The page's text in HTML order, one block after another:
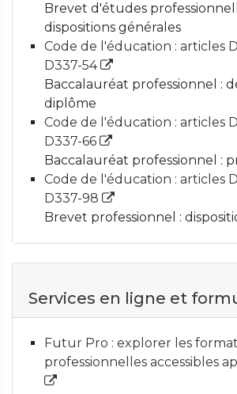
Brevet d'études
dispositions générales
Code de l'éducation : articles
D337-54
Baccalauréat professionnel :
diplôme
Code de l'éducation : articles
D337-66
Baccalauréat professionnel :
Code de l'éducation : articles
D337-98
Brevet professionnel :
Services en ligne et
Futur Pro : explorer les
professionnelles accessibles